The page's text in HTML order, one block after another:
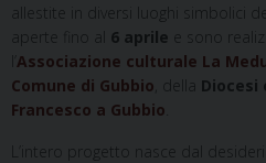
allestite in diversi luoghi simbolici
aperte fino al 6 aprile e sono
Associazione culturale La
Comune di Gubbio , della Diocesi
Francesco a Gubbio
L’intero progetto nasce dal